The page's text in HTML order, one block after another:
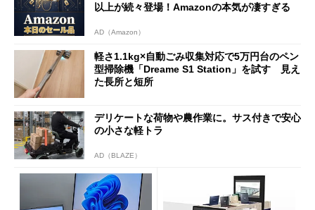
以上が続々登場！Amazonの本気が凄すぎる
AD（Amazon）
軽さ1.1kg×自動ごみ収集対応で5万円台のペン
型掃除機「Dreame S1 Station」を試す 見え
た長所と短所
デリケートな荷物や農作業に。サス付きで安心
の小さな軽トラ
AD（BLAZE）